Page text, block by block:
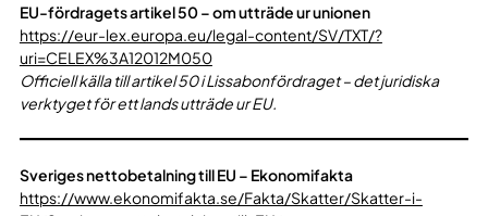
EU-fördragets artikel 50 – om utträde ur unionen
https://eur-lex.europa.eu/legal-content/SV/TXT/?
uri=CELEX%3A12012M050
Officiell källa till artikel 50 i Lissabonfördraget – det juridiska
verktyget för ett lands utträde ur EU.
Sveriges nettobetalning till EU – Ekonomifakta
https://www.ekonomifakta.se/Fakta/Skatter/Skatter-i-